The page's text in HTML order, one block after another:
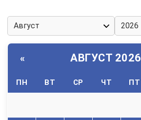
« АВГУСТ 2026
ПН ВТ СР ЧТ ПТ